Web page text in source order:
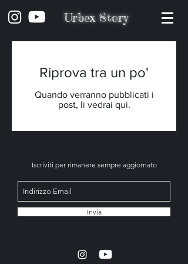
Urbex Story
Riprova tra un po'
Quando verranno pubblicati i
post, li vedrai qui.
Iscriviti per rimanere sempre aggiornato
Invia